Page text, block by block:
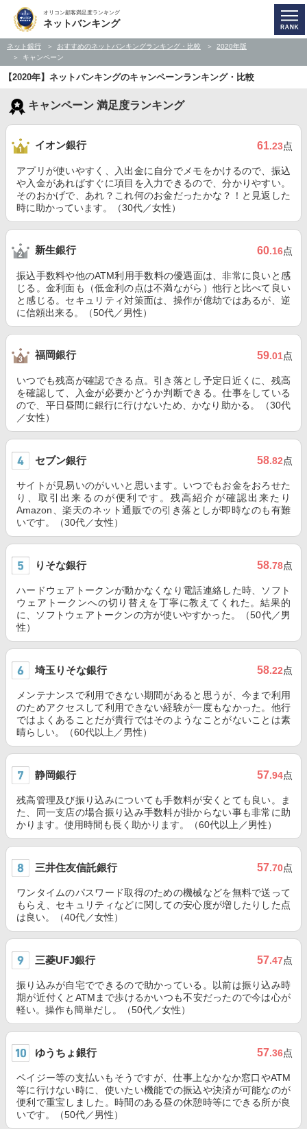
オリコン顧客満足度ランキング
ネットバンキング
ネット銀行 おすすめのネットバンキングランキング・比較
2020年版
キャンペーン
【2020年】ネットバンキングのキャンペーンランキング・比較
キャンペーン 満足度ランキング
イオン銀行 61.23点
アプリが使いやすく、入出金に自分でメモをかけるので、振込
や入金があればすぐに項目を入力できるので、分かりやすい。
そのおかげで、あれ？これ何のお金だったかな？！と見返した
時に助かっています。（30代／女性）
新生銀行 60.16点
振込手数料や他のATM利用手数料の優遇面は、非常に良いと感
じる。金利面も（低金利の点は不満ながら）他行と比べて良い
と感じる。セキュリティ対策面は、操作が億劫ではあるが、逆
に信頼出来る。（50代／男性）
福岡銀行 59.01点
いつでも残高が確認できる点。引き落とし予定日近くに、残高
を確認して、入金が必要かどうか判断できる。仕事をしている
ので、平日昼間に銀行に行けないため、かなり助かる。（30代
／女性）
セブン銀行 58.82点
サイトが見易いのがいいと思います。いつでもお金をおろせた
り、取引出来るのが便利です。残高紹介が確認出来たり
Amazon、楽天のネット通販での引き落としが即時なのも有難
いです。（30代／女性）
りそな銀行 58.78点
ハードウェアトークンが動かなくなり電話連絡した時、ソフト
ウェアトークンへの切り替えを丁寧に教えてくれた。結果的
に、ソフトウェアトークンの方が使いやすかった。（50代／男
性）
埼玉りそな銀行 58.22点
メンテナンスで利用できない期間があると思うが、今まで利用
のためアクセスして利用できない経験が一度もなかった。他行
ではよくあることだが貴行ではそのようなことがないことは素
晴らしい。（60代以上／男性）
静岡銀行 57.94点
残高管理及び振り込みについても手数料が安くとても良い。ま
た、同一支店の場合振り込み手数料が掛からない事も非常に助
かります。使用時間も長く助かります。（60代以上／男性）
三井住友信託銀行 57.70点
ワンタイムのパスワード取得のための機械などを無料で送って
もらえ、セキュリティなどに関しての安心度が増したりした点
は良い。（40代／女性）
三菱UFJ銀行 57.47点
振り込みが自宅でできるので助かっている。以前は振り込み時
期が近付くとATMまで歩けるかいつも不安だったので今は心が
軽い。操作も簡単だし。（50代／女性）
ゆうちょ銀行 57.36点
ペイジー等の支払いもそうですが、仕事上なかなか窓口やATM
等に行けない時に、使いたい機能での振込や決済が可能なのが
便利で重宝しました。時間のある昼の休憩時等にできる所が良
いです。（50代／男性）